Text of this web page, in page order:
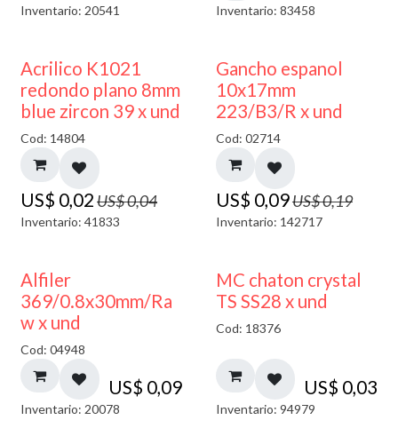
Inventario: 20541 Inventario: 83458
50% DESCUENTO
Acrilico K1021
redondo plano 8mm
blue zircon 39 x und
Cod: 14804
US$ 0,02US$0,04
Inventario: 41833
50% DESCUENTO
Gancho espanol
10x17mm
223/B3/R x und
Cod: 02714
US$ 0,09US$0,19
Inventario: 142717
Alfiler
369/0.8x30mm/Ra
w x und
Cod: 04948
US$ 0,09
Inventario: 20078
MC chaton crystal
TS SS28 x und
Cod: 18376
US$ 0,03
Inventario: 94979